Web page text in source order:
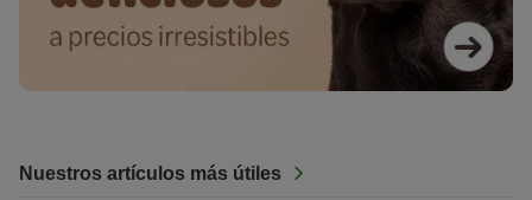
Nuestros artículos más útiles